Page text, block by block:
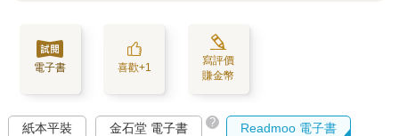
電子書 喜歡+1
寫評價
賺金幣
紙本平裝 金石堂 電子書 ? Readmoo 電子書